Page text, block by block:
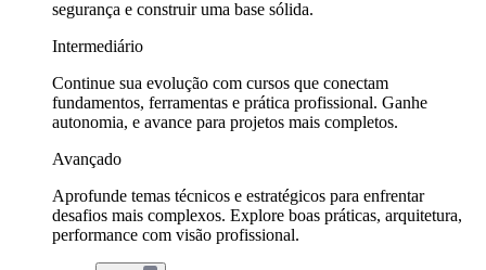
segurança e construir uma base sólida.
Intermediário
Continue sua evolução com cursos que conectam
fundamentos, ferramentas e prática profissional. Ganhe
autonomia, e avance para projetos mais completos.
Avançado
Aprofunde temas técnicos e estratégicos para enfrentar
desafios mais complexos. Explore boas práticas, arquitetura,
performance com visão profissional.